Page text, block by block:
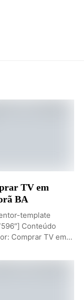
TV em
BA
template
Conteúdo
Comprar TV em
TV...